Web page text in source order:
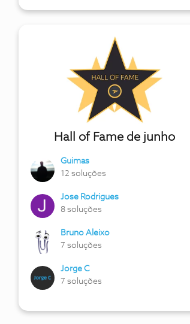
Hall of Fame de junho
Guimas
12 soluções
Jose Rodrigues
8 soluções
Bruno Aleixo
7 soluções
Jorge C
7 soluções